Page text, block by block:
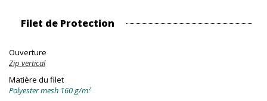
Filet de Protection
Ouverture
Zip vertical
Matière du filet
Polyester mesh 160 g/m²